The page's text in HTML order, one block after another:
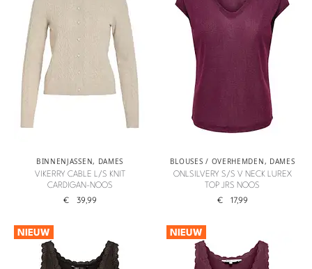
BINNENJASSEN, DAMES
VIKERRY CABLE L/S KNIT
CARDIGAN-NOOS
€ 39,99
BLOUSES / OVERHEMDEN, DAMES
ONLSILVERY S/S V NECK LUREX
TOP JRS NOOS
€ 17,99
NIEUW NIEUW